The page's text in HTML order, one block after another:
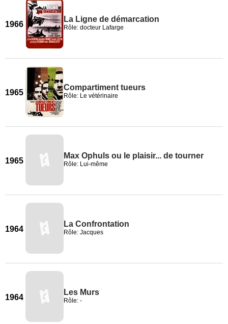
1966
La Ligne de démarcation
Rôle: docteur Lafarge
1965
Compartiment tueurs
Rôle: Le vétérinaire
1965
Max Ophuls ou le plaisir... de tourner
Rôle: Lui-même
1964
La Confrontation
Rôle: Jacques
1964
Les Murs
Rôle: -